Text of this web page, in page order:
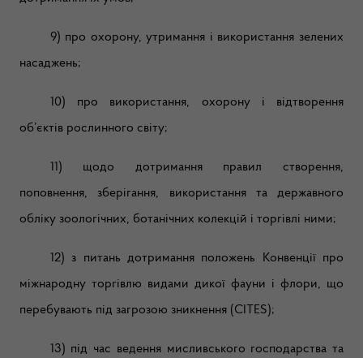
9) про охорону, утримання і використання зелених
насаджень;
10) про використання, охорону і відтворення
об’єктів рослинного світу;
11) щодо дотримання правил створення,
поповнення, зберігання, використання та державного
обліку зоологічних, ботанічних колекцій і торгівлі ними;
12) з питань дотримання положень Конвенції про
міжнародну торгівлю видами дикої фауни і флори, що
перебувають під загрозою зникнення (CITES);
13) під час ведення мисливського господарства та